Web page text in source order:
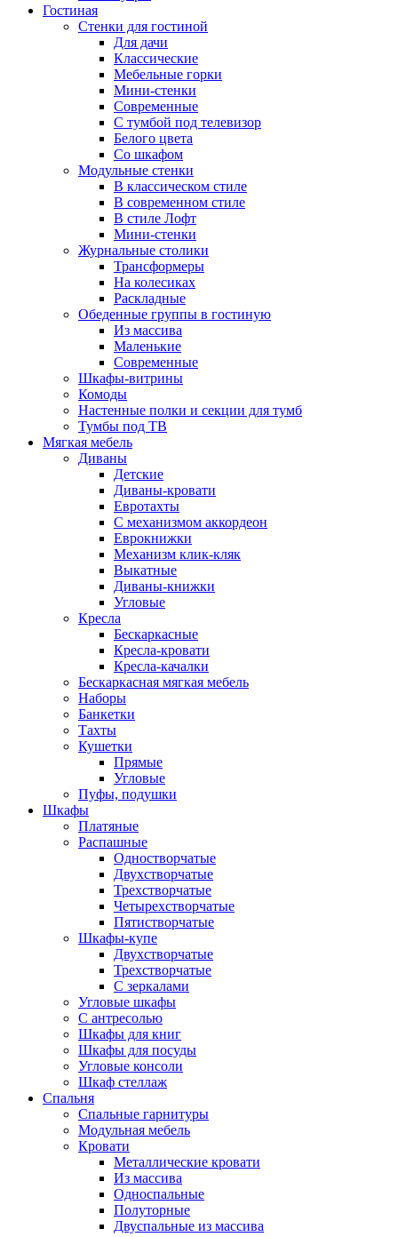
Гостиная
Стенки для гостиной
Для дачи
Классические
Мебельные горки
Мини-стенки
Современные
С тумбой под телевизор
Белого цвета
Со шкафом
Модульные стенки
В классическом стиле
В современном стиле
В стиле Лофт
Мини-стенки
Журнальные столики
Трансформеры
На колесиках
Раскладные
Обеденные группы в гостиную
Из массива
Маленькие
Современные
Шкафы-витрины
Комоды
Настенные полки и секции для тумб
Тумбы под ТВ
Мягкая мебель
Диваны
Детские
Диваны-кровати
Евротахты
С механизмом аккордеон
Еврокнижки
Механизм клик-кляк
Выкатные
Диваны-книжки
Угловые
Кресла
Бескаркасные
Кресла-кровати
Кресла-качалки
Бескаркасная мягкая мебель
Наборы
Банкетки
Тахты
Кушетки
Прямые
Угловые
Пуфы, подушки
Шкафы
Платяные
Распашные
Одностворчатые
Двухстворчатые
Трехстворчатые
Четырехстворчатые
Пятистворчатые
Шкафы-купе
Двухстворчатые
Трехстворчатые
С зеркалами
Угловые шкафы
С антресолью
Шкафы для книг
Шкафы для посуды
Угловые консоли
Шкаф стеллаж
Спальня
Спальные гарнитуры
Модульная мебель
Кровати
Металлические кровати
Из массива
Односпальные
Полуторные
Двуспальные из массива